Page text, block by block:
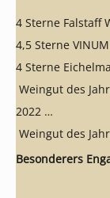
4 Sterne Falstaff
4,5 Sterne
4 Sterne
Weingut des
2022
Weingut des
Besonderers